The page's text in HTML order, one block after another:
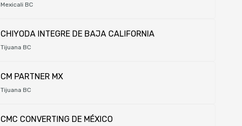
Mexicali BC
CHIYODA INTEGRE DE BAJA CALIFORNIA
Tijuana BC
CM PARTNER MX
Tijuana BC
CMC CONVERTING DE MÉXICO